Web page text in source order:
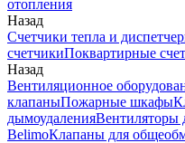
отопления
Назад
Счетчики тепла и
счетчикиПоквартирные
Назад
Вентиляционное
клапаныПожарные шкафы
дымоудаленияВентиляторы
BelimoКлапаны для